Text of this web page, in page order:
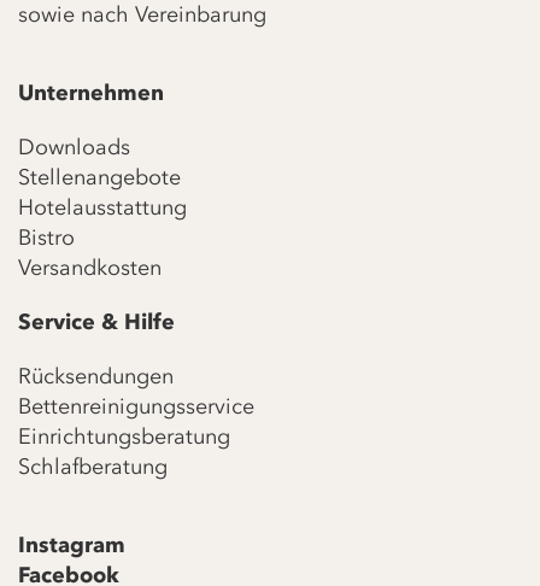
sowie nach Vereinbarung
Unternehmen
Downloads
Stellenangebote
Hotelausstattung
Bistro
Versandkosten
Service & Hilfe
Rücksendungen
Bettenreinigungsservice
Einrichtungsberatung
Schlafberatung
Instagram
Facebook